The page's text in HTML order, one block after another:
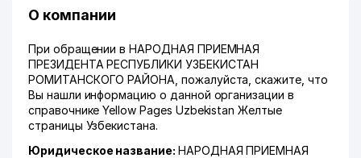
О компании
При обращении в НАРОДНАЯ ПРИЕМНАЯ
ПРЕЗИДЕНТА РЕСПУБЛИКИ УЗБЕКИСТАН
РОМИТАНСКОГО РАЙОНА, пожалуйста, скажите, что
Вы нашли информацию о данной организации в
справочнике Yellow Pages Uzbekistan Желтые
страницы Узбекистана.
Юридическое название: НАРОДНАЯ ПРИЕМНАЯ